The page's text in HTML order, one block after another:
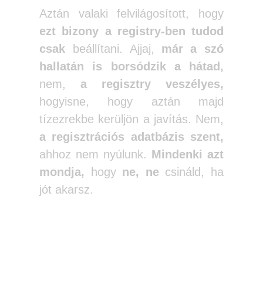
Aztán valaki felvilágosított, hogy
ezt bizony a registry-ben tudod
csak beállítani. Ajjaj, már a szó
hallatán is borsódzik a hátad,
nem, a regisztry veszélyes,
hogyisne, hogy aztán majd
tízezrekbe kerüljön a javítás. Nem,
a regisztrációs adatbázis szent,
ahhoz nem nyúlunk. Mindenki azt
mondja,
hogy ne, ne csináld, ha
jót akarsz.